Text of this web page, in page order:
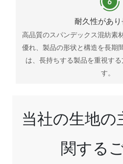
耐久性があ
高品質のスパンデックス混紡素
優れ、製品の形状と構造を長期
は、長持ちする製品を重視す
す。
当社の生地の
関する